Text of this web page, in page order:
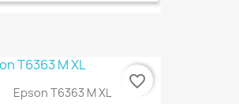
€ ONLINE
Epson T6363 M XL
favorite_border